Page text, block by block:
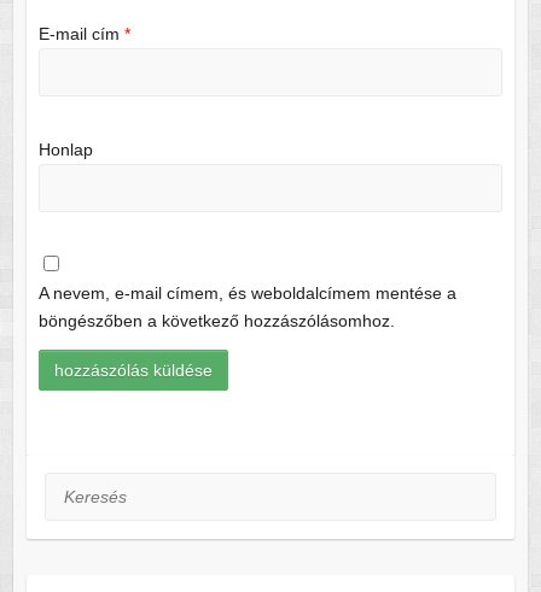
E-mail cím *
Honlap
A nevem, e-mail címem, és weboldalcímem mentése a
böngészőben a következő hozzászólásomhoz.
Keresés